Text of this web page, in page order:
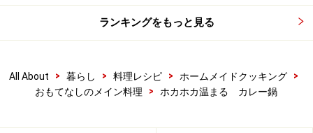
をして15分中火で煮ます。沸騰してあくが出てきたら取
ランキングをもっと見る
All About > 暮らし > 料理レシピ > ホームメイドクッキング
>
おもてなしのメイン料理
> ホカホカ温まる カレー鍋